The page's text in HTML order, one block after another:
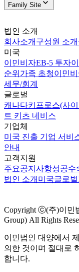
Family Site
법인 소개
회사소개 구성원 소개
미국
이민비자EB-5 투자
순위 가족 초청이민
세무/회계
글로벌
캐나다키프로스(사
트 키츠 네비스
기업체
미국 진출 기업 서비
안내
고객지원
주요공지사항성공수
법인 소개 미국글로벌
Copyright ⓒ(주)이민
Group) All Rights
이민법인 대양에서
의한 것이며 절대로
합니다.